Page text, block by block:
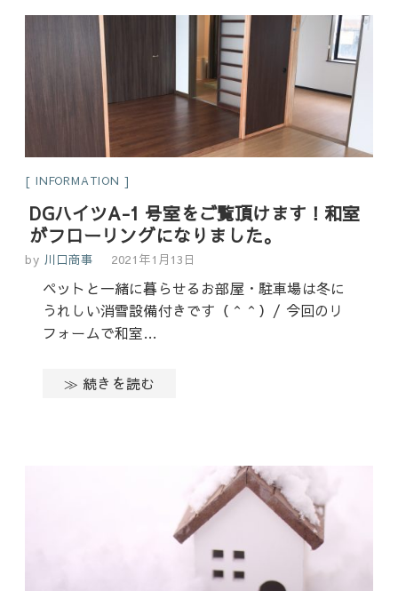
INFORMATION
DGハイツA-1 号室をご覧頂けます！和室
がフローリングになりました。
by 川口商事 2021年1月13日
ペットと一緒に暮らせるお部屋・駐車場は冬に
うれしい消雪設備付きです（＾＾）/ 今回のリ
フォームで和室…
≫ 続きを読む